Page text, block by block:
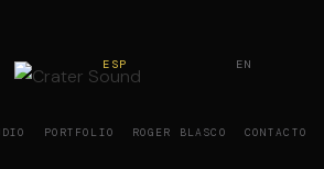
PORTFOLIO ROGER BLASCO CONTACTO
ESP EN